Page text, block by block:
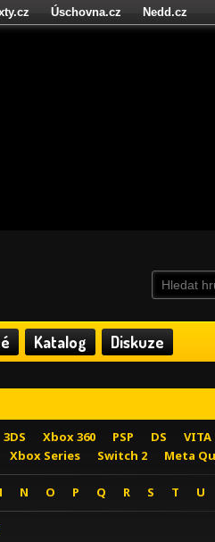
Katalog Diskuze
3DS Xbox 360 PSP DS VITA
Xbox Series Switch 2 Meta
N O P Q R S T U
Úschovna.cz
Nedd.cz